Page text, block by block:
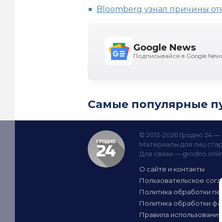
Bloomberg узнал причины
Google News
Подписывайся в Google
Самые популярные
© 2013-2026 Гродно 24
Материалы для лиц
Для связи —
О сайте и контакты
Пользовательское
Политика обработки
Политика обработки
Правила